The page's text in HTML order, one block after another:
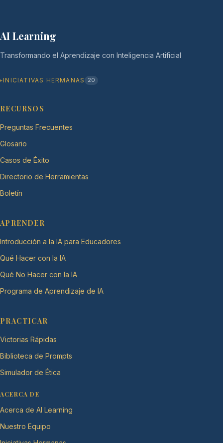
AI Learning
Transformando el Aprendizaje con Inteligencia Artificial
INICIATIVAS HERMANAS 20
RECURSOS
Preguntas Frecuentes
Glosario
Casos de Éxito
Directorio de Herramientas
Boletín
APRENDER
Introducción a la IA para Educadores
Qué Hacer con la IA
Qué No Hacer con la IA
Programa de Aprendizaje de IA
PRACTICAR
Victorias Rápidas
Biblioteca de Prompts
Simulador de Ética
ACERCA DE
Acerca de AI Learning
Nuestro Equipo